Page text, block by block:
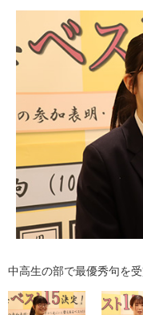
中高生の部で最優秀句を